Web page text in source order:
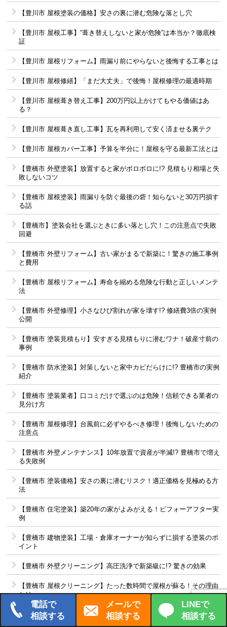
【豊川市 屋根塗装の価格】安さの裏に潜む危険な落とし穴
【豊川市 屋根工事】“葺き替えしないと家が危険”は本当か？徹底検
証
【豊川市 屋根リフォーム】雨漏り前にやらないと後悔する工事とは
【豊川市 屋根修繕】「まだ大丈夫」で後悔！屋根修理の最適時期
【豊川市 屋根葺き替え工事】200万円以上かけてもやる価値はあ
る？
【豊川市 屋根葺き直し工事】瓦を再利用して安く済ませる裏テク
【豊川市 屋根カバー工事】予算を半分に！屋根を守る最新工法とは
【豊橋市 外壁塗装】放置すると家がボロボロに!? 見積もり相場と失
敗しないコツ
【豊橋市 屋根塗装】雨漏りを防ぐ最後の砦！知らないと30万円損す
る話
【豊橋市】塗装会社を選ぶときに多い落とし穴！この注意点で失敗
回避
【豊橋市 外壁リフォーム】古い家がまるで新築に！驚きの施工事例
と費用
【豊橋市 屋根リフォーム】寿命を縮める危険な行動と正しいメンテ
法
【豊橋市 外壁修理】小さなひび割れが家を壊す!? 修繕費3倍の実例
公開
【豊橋市 塗装見積もり】安すぎる見積もりに潜むワナ！破産寸前の
事例
【豊橋市 防水塗装】対策しないと家中カビだらけに!? 豊橋市の実例
紹介
【豊橋市 塗装業者】口コミだけで選ぶのは危険！信頼できる業者の
見分け方
【豊橋市 屋根修理】台風前に必ずやるべき修理！後悔しないための
注意点
【豊橋市 外壁メンテナンス】10年放置で資産が半減!? 豊橋市で増え
る失敗例
【豊橋市 塗装価格】安さの裏に潜むリスク！適正価格を見極める方
法
【豊橋市 住宅塗装】築20年の家がよみがえる！ビフォーアフター実
例
【豊橋市 建物塗装】工場・倉庫オーナーが知らずに損する塗装のポ
イント
【豊橋市 外壁クリーニング】高圧洗浄で新築級に!? 驚きの効果
【豊橋市 屋根クリーニング】たった数時間で屋根が蘇る！その理由
とは
【豊橋市 アパート塗装】外壁を直すだけで空室率が激減!? 成功の秘
電話で
相談する
メールで
相談する
LINEで
相談する